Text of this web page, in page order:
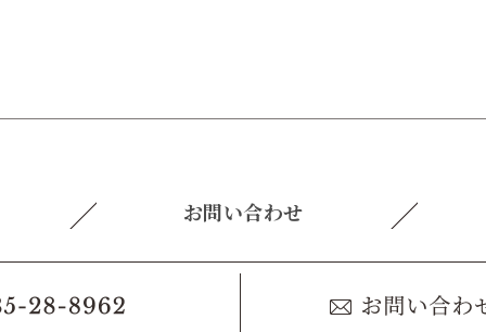
お問い合わせ